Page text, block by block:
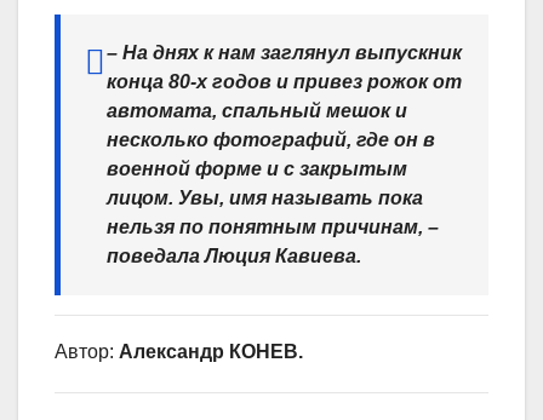
– На днях к нам заглянул выпускник
конца 80-х годов и привез рожок от
автомата, спальный мешок и
несколько фотографий, где он в
военной форме и с закрытым
лицом. Увы, имя называть пока
нельзя по понятным причинам, –
поведала Люция Кавиева.
Автор: Александр КОНЕВ.